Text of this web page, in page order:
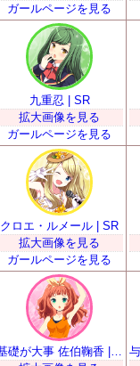
ガールページを見る
九重忍 | SR
拡大画像を見る
ガールページを見る
クロエ・ルメール | SR
拡大画像を見る
ガールページを見る
基礎が大事 佐伯鞠香 | SR